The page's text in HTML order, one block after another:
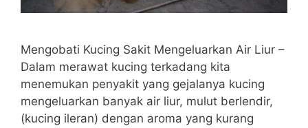
Mengobati Kucing Sakit Mengeluarkan Air Liur –
Dalam merawat kucing terkadang kita
menemukan penyakit yang gejalanya kucing
mengeluarkan banyak air liur, mulut berlendir,
(kucing ileran) dengan aroma yang kurang